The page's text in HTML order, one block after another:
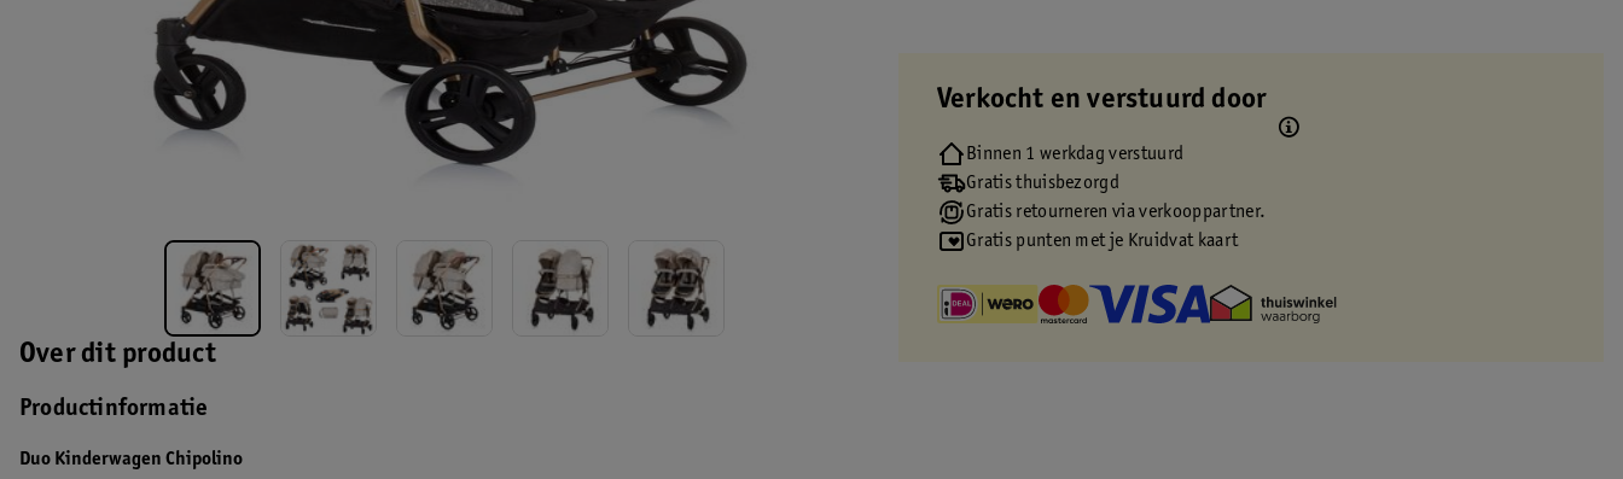
Over dit product
Productinformatie
Duo Kinderwagen Chipolino
Verkocht en verstuurd door
Binnen 1 werkdag verstuurd
Gratis thuisbezorgd
Gratis retourneren via verkooppartner.
Gratis punten met je Kruidvat kaart